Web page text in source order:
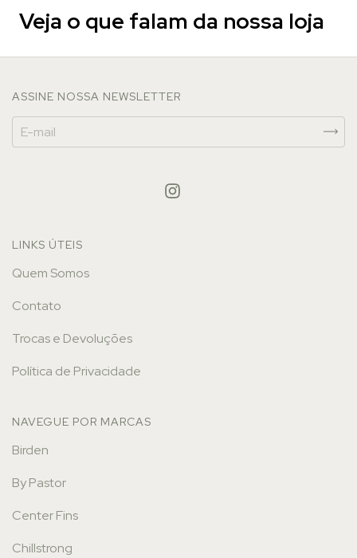
Veja o que falam da nossa loja
ASSINE NOSSA NEWSLETTER
LINKS ÚTEIS
Quem Somos
Contato
Trocas e Devoluções
Política de Privacidade
NAVEGUE POR MARCAS
Birden
By Pastor
Center Fins
Chillstrong